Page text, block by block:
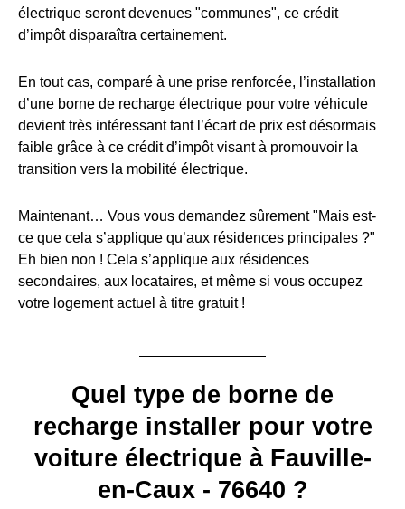
électrique seront devenues "communes", ce crédit
d’impôt disparaîtra certainement.
En tout cas, comparé à une prise renforcée, l’installation
d’une borne de recharge électrique pour votre véhicule
devient très intéressant tant l’écart de prix est désormais
faible grâce à ce crédit d’impôt visant à promouvoir la
transition vers la mobilité électrique.
Maintenant… Vous vous demandez sûrement "Mais est-
ce que cela s’applique qu’aux résidences principales ?"
Eh bien non ! Cela s’applique aux résidences
secondaires, aux locataires, et même si vous occupez
votre logement actuel à titre gratuit !
Quel type de borne de
recharge installer pour votre
voiture électrique à Fauville-
en-Caux - 76640 ?